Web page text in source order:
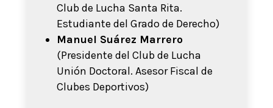
Club de Lucha Santa Rita.
Estudiante del Grado de Derecho)
Manuel Suárez Marrero
(Presidente del Club de Lucha
Unión Doctoral. Asesor Fiscal de
Clubes Deportivos)